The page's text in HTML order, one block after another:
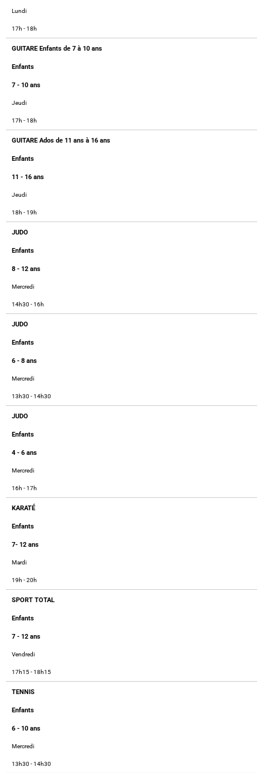
Lundi
17h - 18h
GUITARE Enfants de 7 à 10 ans
Enfants
7 - 10 ans
Jeudi
17h - 18h
GUITARE Ados de 11 ans à 16 ans
Enfants
11 - 16 ans
Jeudi
18h - 19h
JUDO
Enfants
8 - 12 ans
Mercredi
14h30 - 16h
JUDO
Enfants
6 - 8 ans
Mercredi
13h30 - 14h30
JUDO
Enfants
4 - 6 ans
Mercredi
16h - 17h
KARATÉ
Enfants
7- 12 ans
Mardi
19h - 20h
SPORT TOTAL
Enfants
7 - 12 ans
Vendredi
17h15 - 18h15
TENNIS
Enfants
6 - 10 ans
Mercredi
13h30 - 14h30